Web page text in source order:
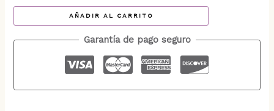
AÑADIR AL CARRITO
Garantía de pago seguro